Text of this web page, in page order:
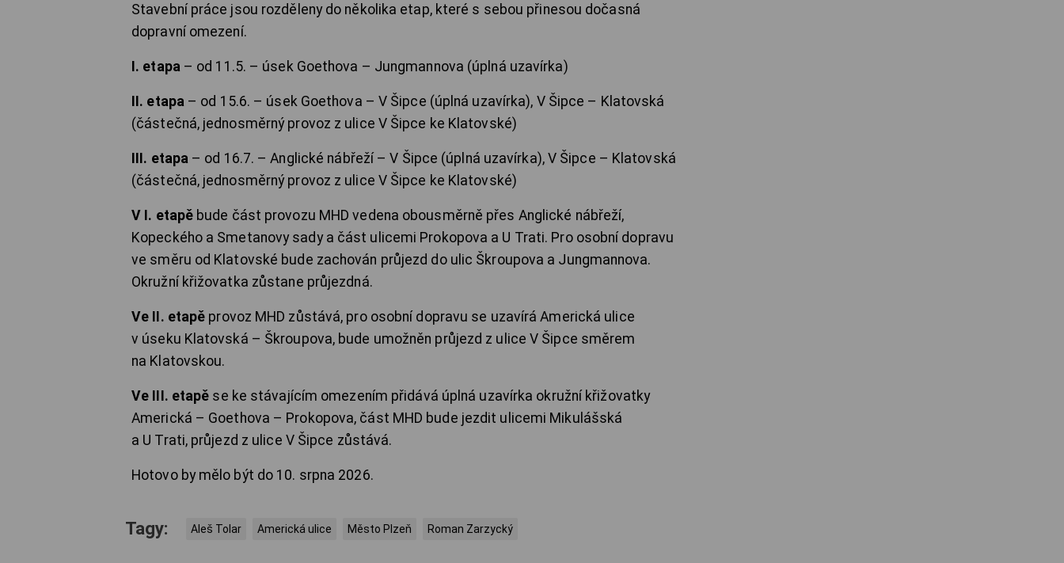
Stavební práce jsou rozděleny do několika etap, které s sebou přinesou dočasná
dopravní omezení.
I. etapa – od 11.5. – úsek Goethova – Jungmannova (úplná uzavírka)
II. etapa – od 15.6. – úsek Goethova – V Šipce (úplná uzavírka), V Šipce – Klatovská
(částečná, jednosměrný provoz z ulice V Šipce ke Klatovské)
III. etapa – od 16.7. – Anglické nábřeží – V Šipce (úplná uzavírka), V Šipce – Klatovská
(částečná, jednosměrný provoz z ulice V Šipce ke Klatovské)
V I. etapě bude část provozu MHD vedena obousměrně přes Anglické nábřeží,
Kopeckého a Smetanovy sady a část ulicemi Prokopova a U Trati. Pro osobní dopravu
ve směru od Klatovské bude zachován průjezd do ulic Škroupova a Jungmannova.
Okružní křižovatka zůstane průjezdná.
Ve II. etapě provoz MHD zůstává, pro osobní dopravu se uzavírá Americká ulice
v úseku Klatovská – Škroupova, bude umožněn průjezd z ulice V Šipce směrem
na Klatovskou.
Ve III. etapě se ke stávajícím omezením přidává úplná uzavírka okružní křižovatky
Americká – Goethova – Prokopova, část MHD bude jezdit ulicemi Mikulášská
a U Trati, průjezd z ulice V Šipce zůstává.
Hotovo by mělo být do 10. srpna 2026.
Tagy: Aleš Tolar Americká ulice Město Plzeň Roman Zarzycký